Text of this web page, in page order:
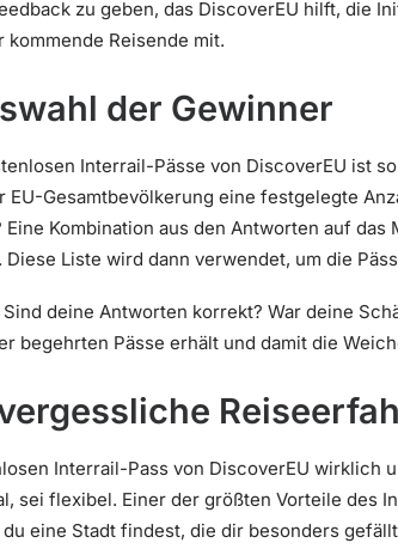
zu geben, das DiscoverEU hilft, die
Reisende mit.
der Gewinner
Interrail-Pässe von DiscoverEU ist
Gesamtbevölkerung eine festgelegte
Kombination aus den Antworten auf
Liste wird dann verwendet, um die
deine Antworten korrekt? War deine
begehrten Pässe erhält und damit die
Interrail-Pass von DiscoverEU wirklich
sei flexibel. Einer der größten Vorteile des
eine Stadt findest, die dir besonders